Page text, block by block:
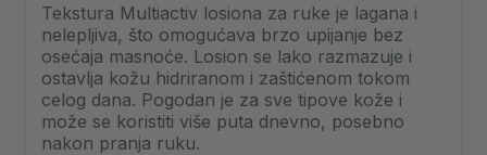
Tekstura Multiactiv losiona za ruke je lagana i
nelepljiva, što omogućava brzo upijanje bez
osećaja masnoće. Losion se lako razmazuje i
ostavlja kožu hidriranom i zaštićenom tokom
celog dana. Pogodan je za sve tipove kože i
može se koristiti više puta dnevno, posebno
nakon pranja ruku.